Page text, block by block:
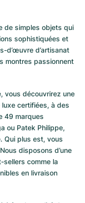
de simples objets qui
sophistiquées et
d’œuvre d’artisanat
montres passionnent
vous découvrirez une
certifiées, à des
49 marques
ou Patek Philippe,
Qui plus est, vous
disposons d’une
sellers comme la
en livraison